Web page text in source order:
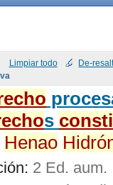
Limpiar todo De-
s
Henao
2 Ed. aum.